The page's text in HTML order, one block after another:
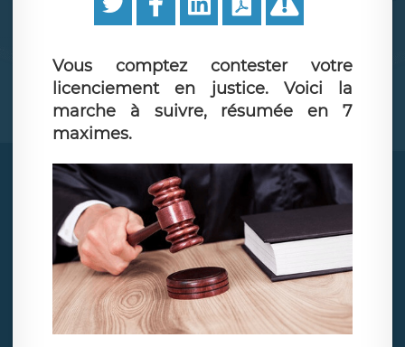
Vous comptez contester votre
licenciement en justice. Voici la
marche à suivre, résumée en 7
maximes.